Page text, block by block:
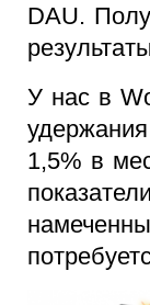
DAU.
У нас в
1,5% в